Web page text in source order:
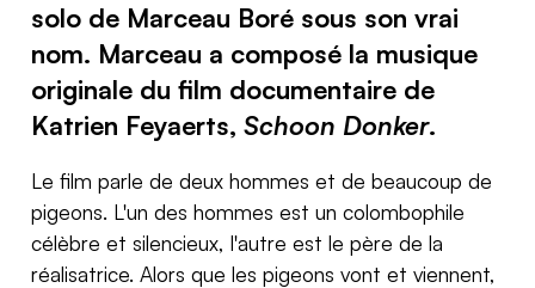
solo de Marceau Boré sous son vrai
nom. Marceau a composé la musique
originale du film documentaire de
Katrien Feyaerts,Schoon Donker.
Le film parle de deux hommes et de beaucoup de
pigeons. L'un des hommes est un colombophile
célèbre et silencieux, l'autre est le père de la
réalisatrice. Alors que les pigeons vont et viennent,